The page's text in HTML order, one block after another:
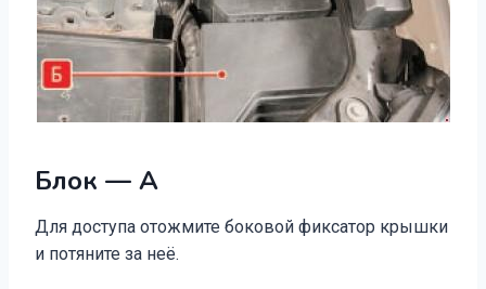
Блок — А
Для доступа отожмите боковой фиксатор крышки
и потяните за неё.